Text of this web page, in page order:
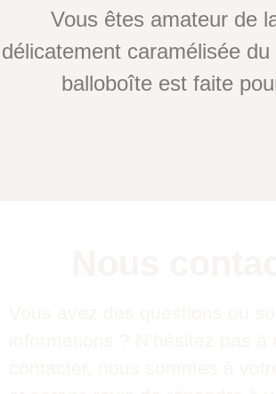
Vous êtes amateur de
délicatement caramélisée
balloboîte est faite